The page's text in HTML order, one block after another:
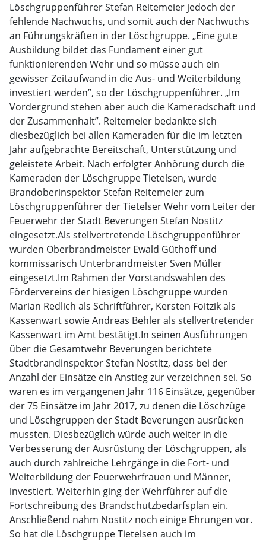
Löschgruppenführer Stefan Reitemeier jedoch der
fehlende Nachwuchs, und somit auch der Nachwuchs
an Führungskräften in der Löschgruppe. „Eine gute
Ausbildung bildet das Fundament einer gut
funktionierenden Wehr und so müsse auch ein
gewisser Zeitaufwand in die Aus- und Weiterbildung
investiert werden”, so der Löschgruppenführer. „Im
Vordergrund stehen aber auch die Kameradschaft und
der Zusammenhalt”. Reitemeier bedankte sich
diesbezüglich bei allen Kameraden für die im letzten
Jahr aufgebrachte Bereitschaft, Unterstützung und
geleistete Arbeit. Nach erfolgter Anhörung durch die
Kameraden der Löschgruppe Tietelsen, wurde
Brandoberinspektor Stefan Reitemeier zum
Löschgruppenführer der Tietelser Wehr vom Leiter der
Feuerwehr der Stadt Beverungen Stefan Nostitz
eingesetzt.Als stellvertretende Löschgruppenführer
wurden Oberbrandmeister Ewald Güthoff und
kommissarisch Unterbrandmeister Sven Müller
eingesetzt.Im Rahmen der Vorstandswahlen des
Fördervereins der hiesigen Löschgruppe wurden
Marian Redlich als Schriftführer, Kersten Foitzik als
Kassenwart sowie Andreas Behler als stellvertretender
Kassenwart im Amt bestätigt.In seinen Ausführungen
über die Gesamtwehr Beverungen berichtete
Stadtbrandinspektor Stefan Nostitz, dass bei der
Anzahl der Einsätze ein Anstieg zur verzeichnen sei. So
waren es im vergangenen Jahr 116 Einsätze, gegenüber
der 75 Einsätze im Jahr 2017, zu denen die Löschzüge
und Löschgruppen der Stadt Beverungen ausrücken
mussten. Diesbezüglich würde auch weiter in die
Verbesserung der Ausrüstung der Löschgruppen, als
auch durch zahlreiche Lehrgänge in die Fort- und
Weiterbildung der Feuerwehrfrauen und Männer,
investiert. Weiterhin ging der Wehrführer auf die
Fortschreibung des Brandschutzbedarfsplan ein.
Anschließend nahm Nostitz noch einige Ehrungen vor.
So hat die Löschgruppe Tietelsen auch im